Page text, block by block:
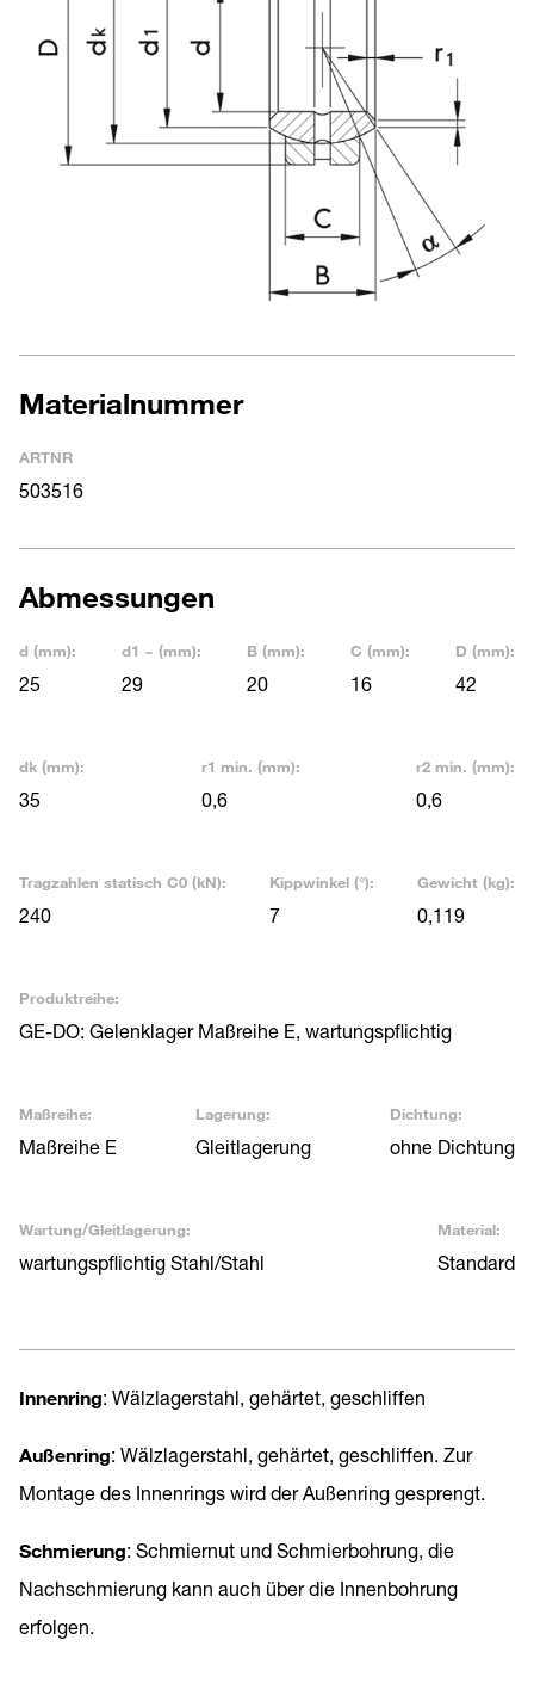
Materialnummer
ARTNR
503516
Abmessungen
d (mm):
25
d1 ~ (mm):
29
B (mm):
20
C (mm):
16
D (mm):
42
dk (mm):
35
r1 min. (mm):
0,6
r2 min. (mm):
0,6
Tragzahlen statisch C0 (kN):
240
Kippwinkel (°):
7
Gewicht (kg):
0,119
Produktreihe:
GE-DO: Gelenklager Maßreihe E, wartungspflichtig
Maßreihe:
Maßreihe E
Lagerung:
Gleitlagerung
Dichtung:
ohne Dichtung
Wartung/Gleitlagerung:
wartungspflichtig Stahl/Stahl
Material:
Standard
Innenring: Wälzlagerstahl, gehärtet, geschliffen
Außenring: Wälzlagerstahl, gehärtet, geschliffen. Zur
Montage des Innenrings wird der Außenring gesprengt.
Schmierung: Schmiernut und Schmierbohrung, die
Nachschmierung kann auch über die Innenbohrung
erfolgen.